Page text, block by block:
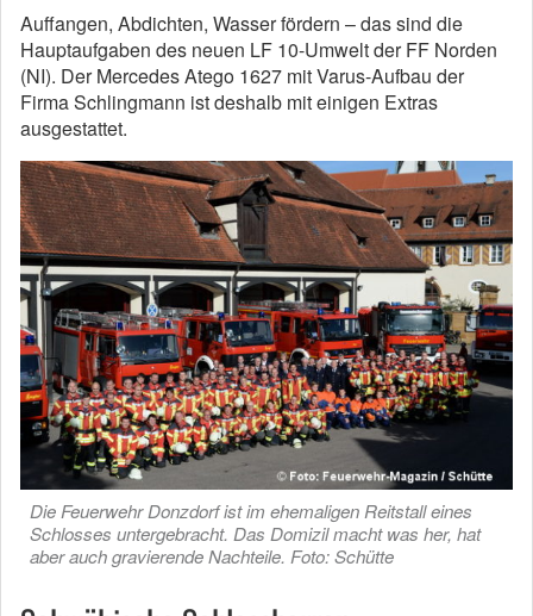
Auffangen, Abdichten, Wasser fördern – das sind die
Hauptaufgaben des neuen LF 10-Umwelt der FF Norden
(NI). Der Mercedes Atego 1627 mit Varus-Aufbau der
Firma Schlingmann ist deshalb mit einigen Extras
ausgestattet.
Die Feuerwehr Donzdorf ist im ehemaligen Reitstall eines
Schlosses untergebracht. Das Domizil macht was her, hat
aber auch gravierende Nachteile. Foto: Schütte